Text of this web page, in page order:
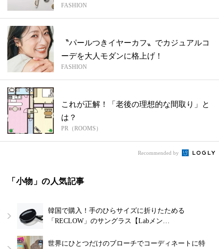
ク...
FASHION
〝パールつきイヤーカフ〟でカジュアルコ
ーデを大人モダンに格上げ！
FASHION
これが正解！「老後の理想的な間取り」と
は？
PR（ROOMS）
Recommended by
「小物」の人気記事
韓国で購入！手のひらサイズに折りたためる
「RECLOW」のサングラス【Labメン…
世界にひとつだけのブローチでコーディネートに特